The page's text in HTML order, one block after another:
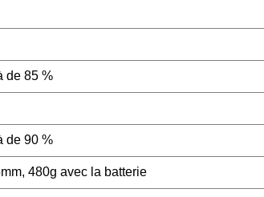
de 85 %
de 90 %
480g avec la batterie